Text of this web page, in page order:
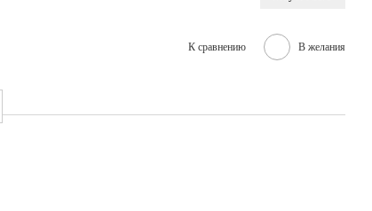
К сравнению В желания